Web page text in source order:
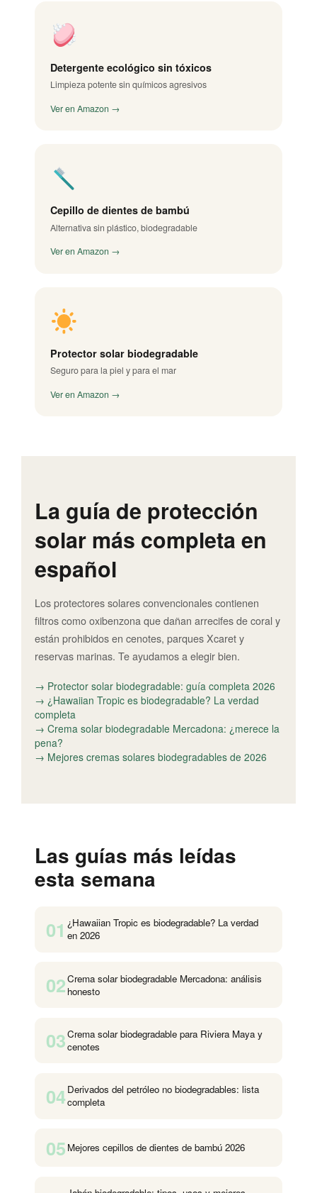
Detergente ecológico sin tóxicos
Limpieza potente sin químicos agresivos
Ver en Amazon →
Cepillo de dientes de bambú
Alternativa sin plástico, biodegradable
Ver en Amazon →
Protector solar biodegradable
Seguro para la piel y para el mar
Ver en Amazon →
La guía de protección
solar más completa en
español
Los protectores solares convencionales contienen
filtros como oxibenzona que dañan arrecifes de coral y
están prohibidos en cenotes, parques Xcaret y
reservas marinas. Te ayudamos a elegir bien.
→ Protector solar biodegradable: guía completa 2026
→ ¿Hawaiian Tropic es biodegradable? La verdad
completa
→ Crema solar biodegradable Mercadona: ¿merece la
pena?
→ Mejores cremas solares biodegradables de 2026
Las guías más leídas
esta semana
01 ¿Hawaiian Tropic es biodegradable? La verdad
en 2026
02Crema solar biodegradable Mercadona: análisis
honesto
03Crema solar biodegradable para Riviera Maya y
cenotes
04 Derivados del petróleo no biodegradables: lista
completa
05 Mejores cepillos de dientes de bambú 2026